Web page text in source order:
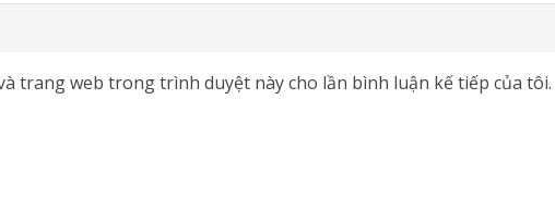
trang web trong trình duyệt này cho lần bình luận kế tiếp của tôi.